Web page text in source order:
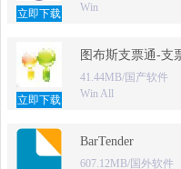
立即下载
Win
立即下载
图布斯支票通-支
41.44MB/国产软件
Win All
BarTender
607.12MB/国外软件